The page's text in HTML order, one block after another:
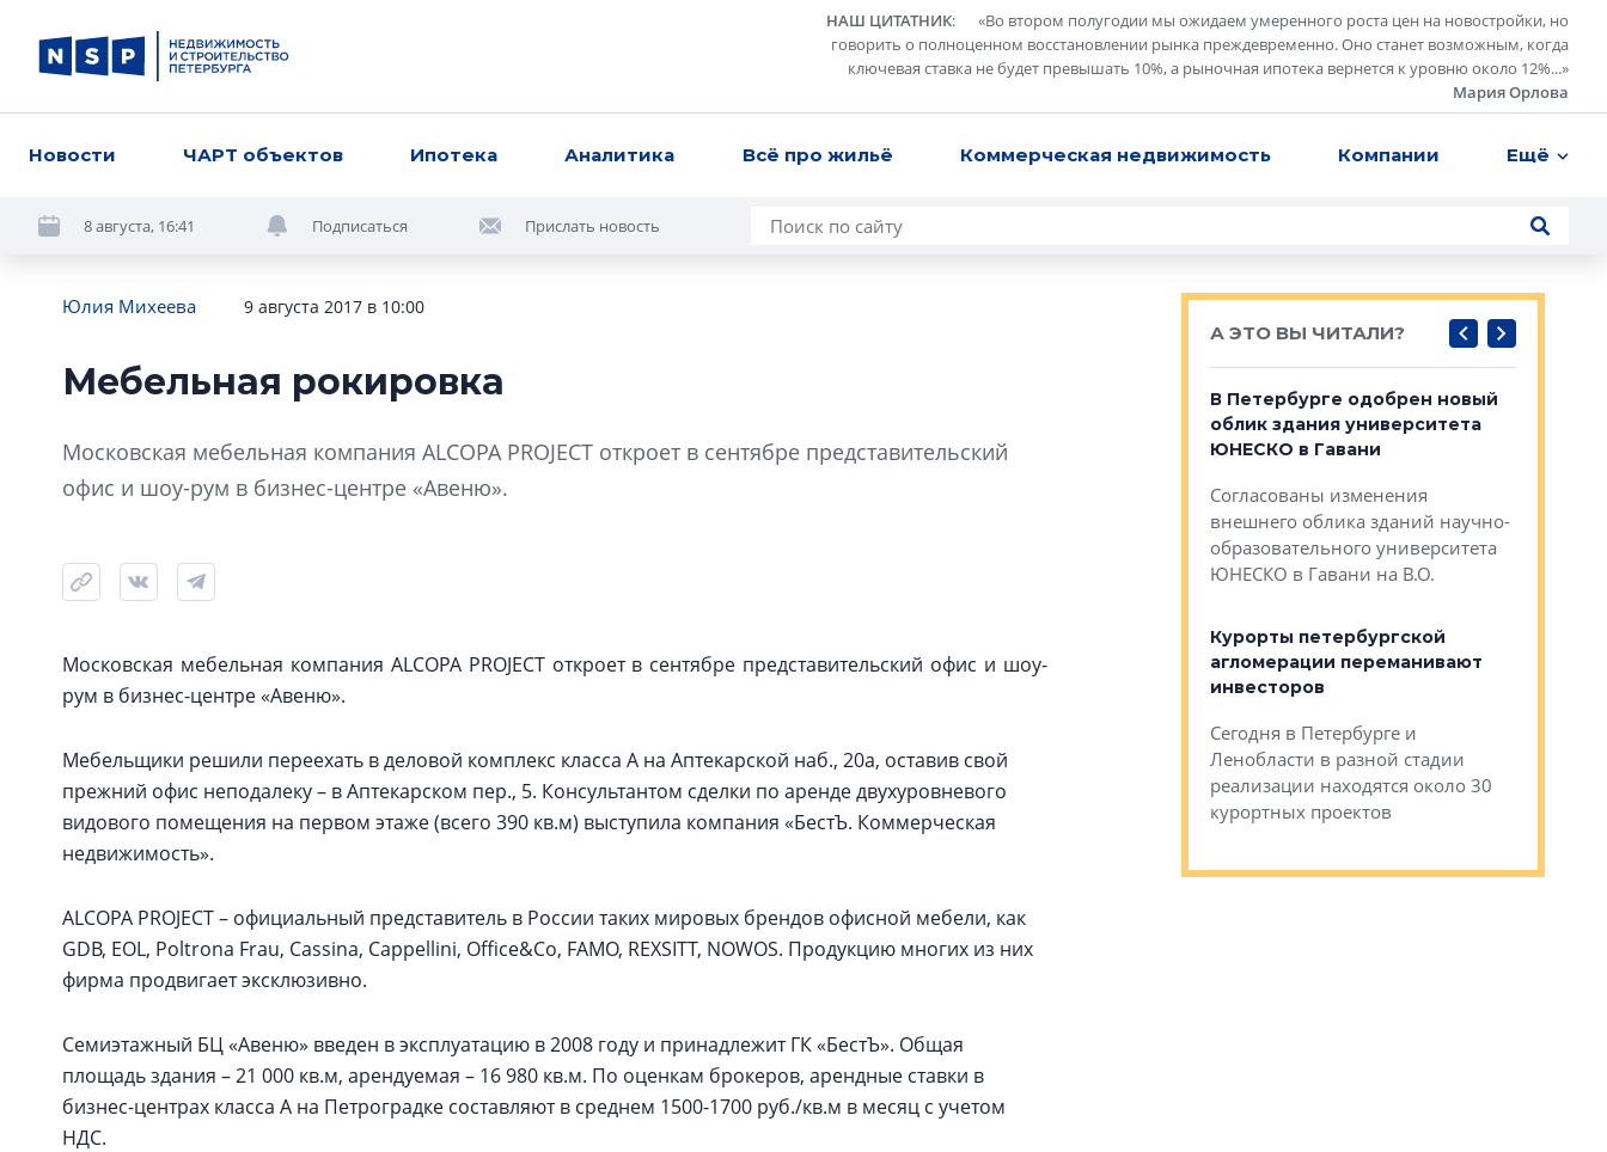
НАШ ЦИТАТНИК: «Во втором полугодии мы ожидаем умеренного роста цен на новостройки, но
говорить о полноценном восстановлении рынка преждевременно. Оно станет возможным, когда
ключевая ставка не будет превышать 10%, а рыночная ипотека вернется к уровню около 12%...»
Мария Орлова
Новости ЧАРТ объектов Ипотека Аналитика Всё про жильё Коммерческая недвижимость Компании Ещё
8 августа, 16:41 Подписаться Прислать новость
Юлия Михеева 9 августа 2017 в 10:00
Мебельная рокировка
Московская мебельная компания ALCOPA PROJECT откроет в сентябре представительский
офис и шоу-рум в бизнес-центре «Авеню».
Московская мебельная компания ALCOPA PROJECT откроет в сентябре представительский офис и шоу-
рум в бизнес-центре «Авеню».
Мебельщики решили переехать в деловой комплекс класса А на Аптекарской наб., 20а, оставив свой
прежний офис неподалеку – в Аптекарском пер., 5. Консультантом сделки по аренде двухуровневого
видового помещения на первом этаже (всего 390 кв.м) выступила компания «БестЪ. Коммерческая
недвижимость».
ALCOPA PROJECT – официальный представитель в России таких мировых брендов офисной мебели, как
GDB, EOL, Poltrona Frau, Cassina, Cappellini, Office&Co, FAMO, REXSITT, NOWOS. Продукцию многих из них
фирма продвигает эксклюзивно.
Семиэтажный БЦ «Авеню» введен в эксплуатацию в 2008 году и принадлежит ГК «БестЪ». Общая
площадь здания – 21 000 кв.м, арендуемая – 16 980 кв.м. По оценкам брокеров, арендные ставки в
бизнес-центрах класса А на Петроградке составляют в среднем 1500-1700 руб./кв.м в месяц с учетом
НДС.
А ЭТО ВЫ ЧИТАЛИ?
Центробанк: квартиры в домах
2020-2026 годов постройки на 9%
В Петербурге одобрен новый
облик здания университета
ЮНЕСКО в Гавани
Согласованы изменения
внешнего облика зданий научно-
образовательного университета
ЮНЕСКО в Гавани на В.О.
Курорты петербургской
агломерации переманивают
инвесторов
Сегодня в Петербурге и
Ленобласти в разной стадии
реализации находятся около 30
курортных проектов